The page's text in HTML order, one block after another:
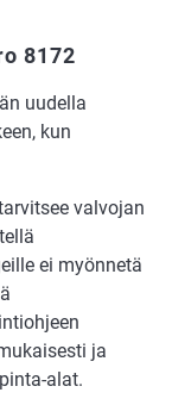
8172
uudella
kun
valvojan
ei myönnetä
ja
alat.